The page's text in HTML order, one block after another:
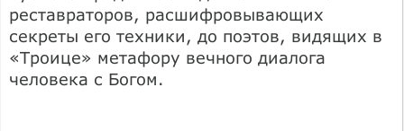
реставраторов, расшифровывающих
секреты его техники, до поэтов, видящих в
«Троице» метафору вечного диалога
человека с Богом.